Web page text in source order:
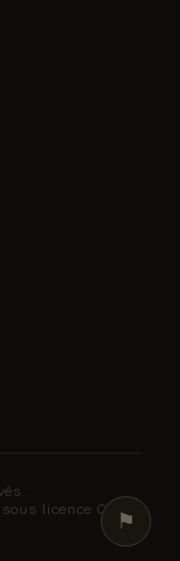
⚑
sous licence CC BY